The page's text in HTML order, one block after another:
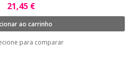
21,45 €
ao carrinho
para comparar